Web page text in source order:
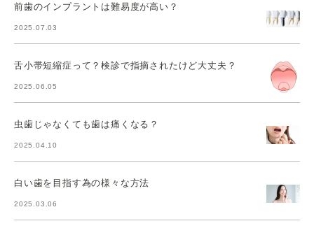
前歯のインプラントは難易度が高い？
2025.07.03
舌小帯短縮症って？検診で指摘されたけど大丈夫？
2025.06.05
虫歯じゃなくても歯は痛くなる？
2025.04.10
白い歯を目指す為の様々な方法
2025.03.06